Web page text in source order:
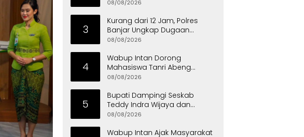
08/08/2026
3
Kurang dari 12 Jam, Polres
Banjar Ungkap Dugaan
Pembunuhan Berencana,
08/08/2026
4
Wabup Intan Dorong
Mahasiswa Tanri Abeng
University Jadi Generasi
08/08/2026
5
Bupati Dampingi Seskab
Teddy Indra Wijaya dan
Mensos Tinjau Sekolah Rakyat
08/08/2026
Wabup Intan Ajak Masyarakat